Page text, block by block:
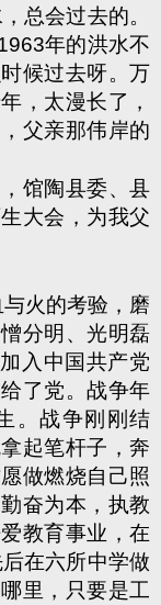
总会过去的。
年的洪水不
候过去呀。万
，太漫长了，
，父亲那伟岸的
，馆陶县委、县
大会，为我父
火的考验，磨
分明、光明磊
入中国共产党
了党。战争年
。战争刚刚结
起笔杆子，奔
做燃烧自己照
奋为本，执教
教育事业，在
在六所中学做
里，只要是工